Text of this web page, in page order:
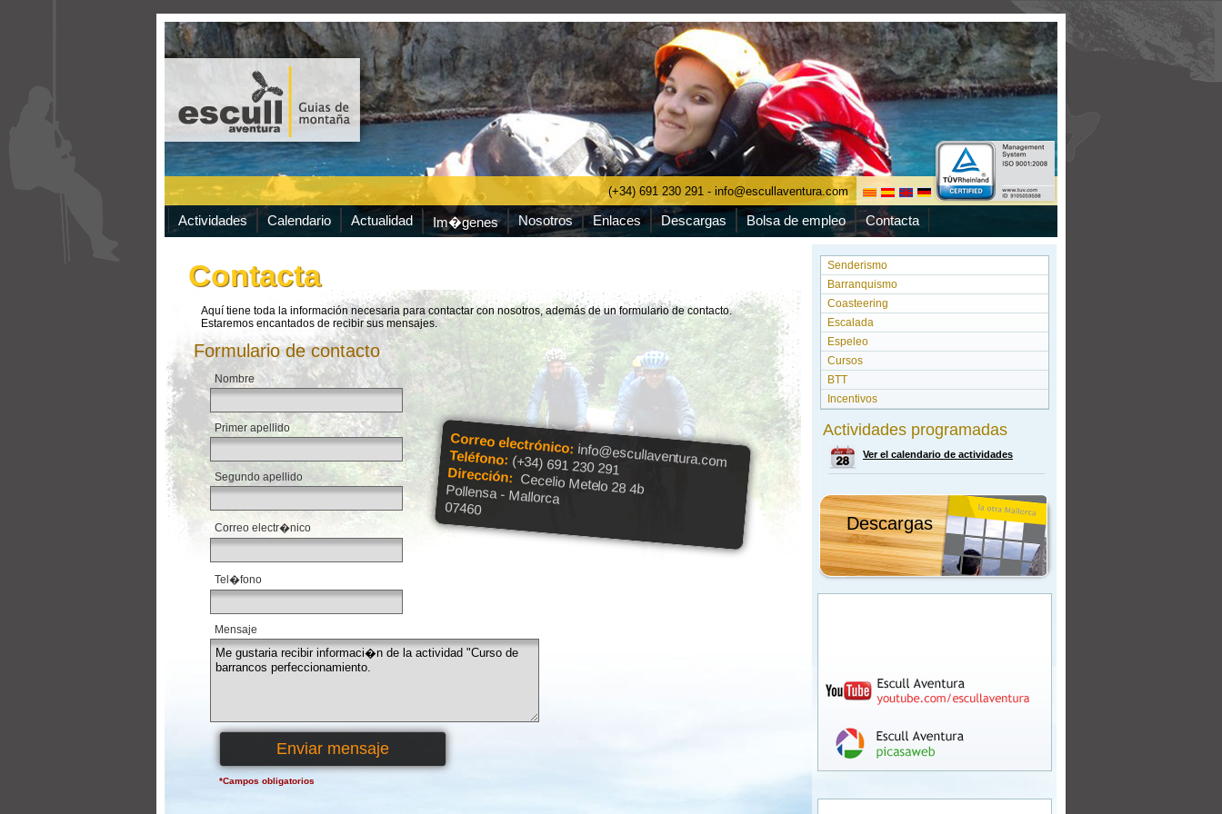
(+34) 691 230 291 - info@escullaventura.com
Actividades Calendario Actualidad Im�genes Nosotros Enlaces Descargas Bolsa de empleo Contacta
Senderismo
Barranquismo
Coasteering
Escalada
Espeleo
Cursos
BTT
Incentivos
Actividades programadas
Ver el calendario de actividades
Descargas
Contacta
Aquí tiene toda la información necesaria para contactar con nosotros, además de un formulario de contacto.
Estaremos encantados de recibir sus mensajes.
Correo electrónico:info@escullaventura.com
Teléfono:(+34) 691 230 291
Dirección:Cecelio Metelo 28 4b
Pollensa - Mallorca
07460
Formulario de contacto
* Nombre
* Primer apellido
Segundo apellido
Correo electr�nico
Tel�fono
Mensaje
*Campos obligatorios